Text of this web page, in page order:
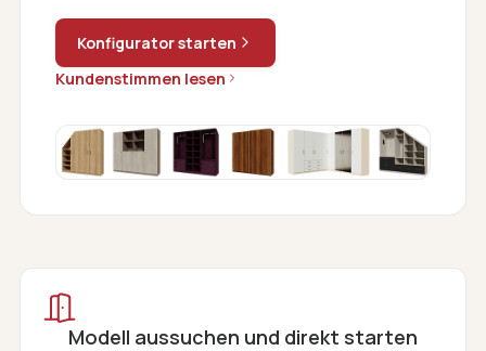
Konfigurator starten
Kundenstimmen lesen
Modell aussuchen und direkt starten